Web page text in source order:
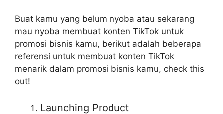
Buat kamu yang belum nyoba atau sekarang
mau nyoba membuat konten TikTok untuk
promosi bisnis kamu, berikut adalah beberapa
referensi untuk membuat konten TikTok
menarik dalam promosi bisnis kamu, check this
out!
Launching Product